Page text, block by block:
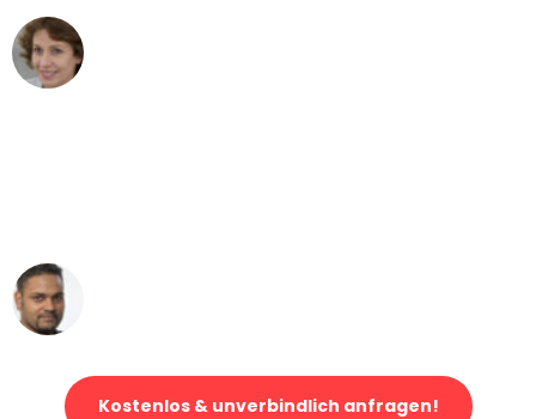
Kostenlos & unverbindlich anfragen!